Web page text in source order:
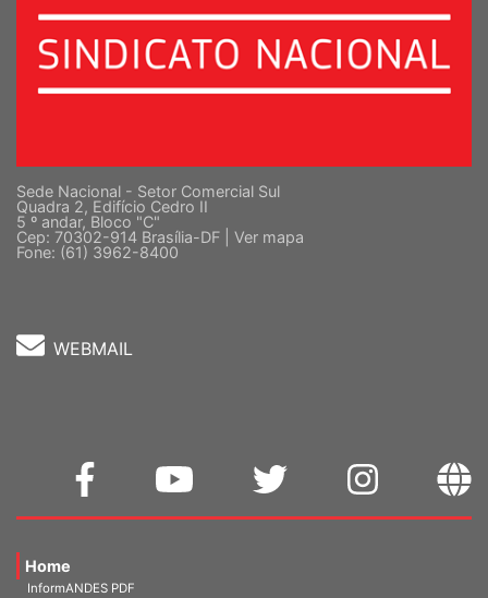
Sede Nacional - Setor Comercial Sul
Quadra 2, Edifício Cedro II
5 º andar, Bloco "C"
Cep: 70302-914 Brasília-DF | Ver mapa
Fone: (61) 3962-8400
WEBMAIL
Home
InformANDES PDF